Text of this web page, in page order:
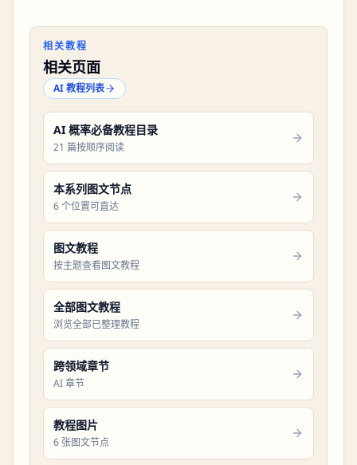
相关教程
相关页面
AI 教程列表
AI 概率必备教程目录
21 篇按顺序阅读
本系列图文节点
6 个位置可直达
图文教程
按主题查看图文教程
全部图文教程
浏览全部已整理教程
跨领域章节
AI 章节
教程图片
6 张图文节点